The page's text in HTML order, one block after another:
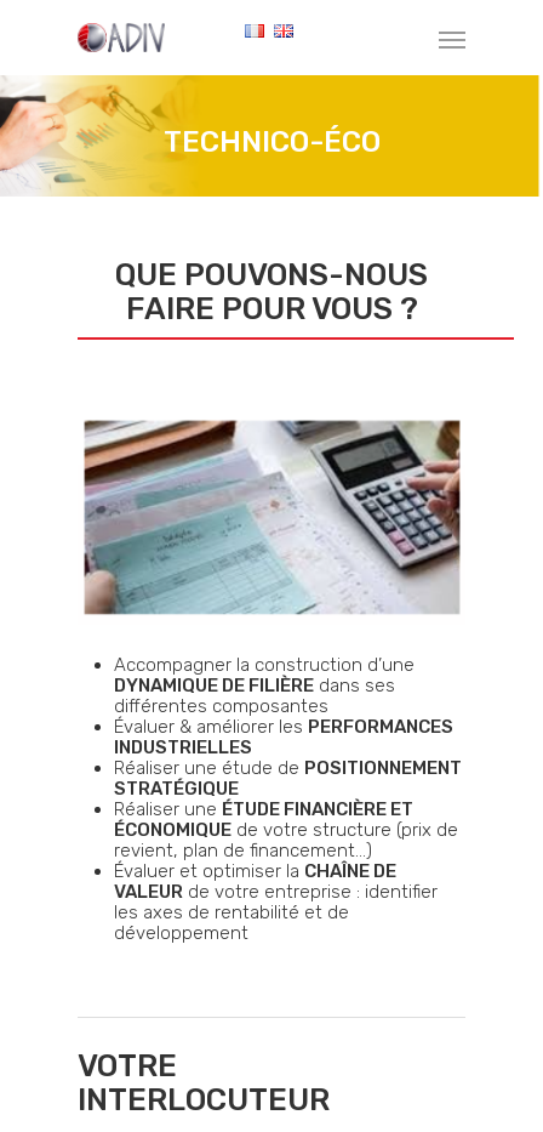
TECHNICO-ÉCO
QUE POUVONS-NOUS
FAIRE POUR VOUS ?
Accompagner la construction d’une
DYNAMIQUE DE FILIÈRE dans ses
différentes composantes
Évaluer & améliorer les PERFORMANCES
INDUSTRIELLES
Réaliser une étude de POSITIONNEMENT
STRATÉGIQUE
Réaliser une ÉTUDE FINANCIÈRE ET
ÉCONOMIQUE de votre structure (prix de
revient, plan de financement…)
Évaluer et optimiser la CHAÎNE DE
VALEUR de votre entreprise : identifier
les axes de rentabilité et de
développement
VOTRE
INTERLOCUTEUR